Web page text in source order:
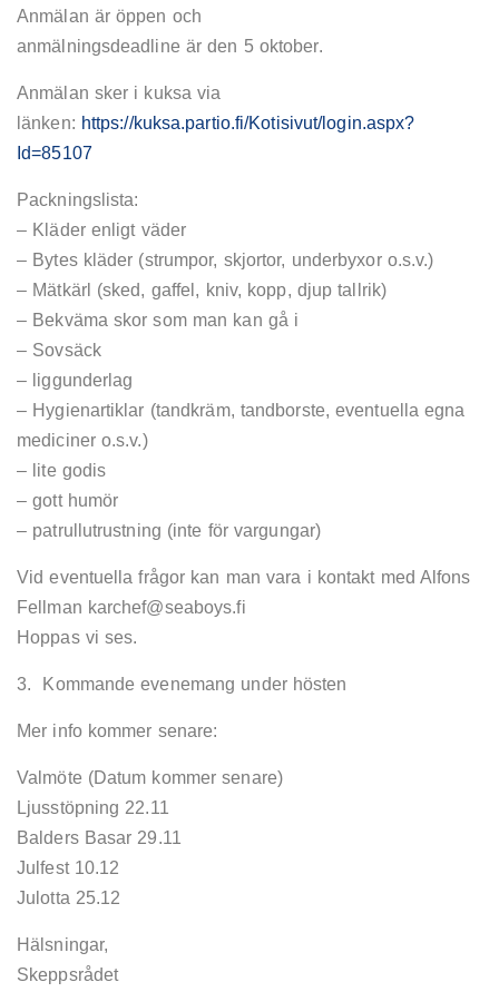
Anmälan är öppen och
anmälningsdeadline är den 5 oktober.
Anmälan sker i kuksa via
länken: https://kuksa.partio.fi/Kotisivut/login.aspx?
Id=85107
Packningslista:
– Kläder enligt väder
– Bytes kläder (strumpor, skjortor, underbyxor o.s.v.)
– Mätkärl (sked, gaffel, kniv, kopp, djup tallrik)
– Bekväma skor som man kan gå i
– Sovsäck
– liggunderlag
– Hygienartiklar (tandkräm, tandborste, eventuella egna
mediciner o.s.v.)
– lite godis
– gott humör
– patrullutrustning (inte för vargungar)
Vid eventuella frågor kan man vara i kontakt med Alfons
Fellman karchef@seaboys.fi
Hoppas vi ses.
3. Kommande evenemang under hösten
Mer info kommer senare:
Valmöte (Datum kommer senare)
Ljusstöpning 22.11
Balders Basar 29.11
Julfest 10.12
Julotta 25.12
Hälsningar,
Skeppsrådet